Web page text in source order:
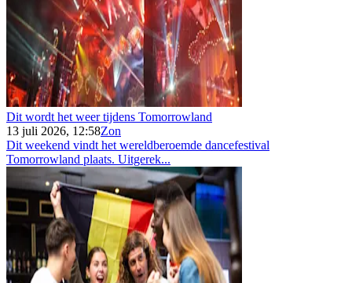
Dit wordt het weer tijdens Tomorrowland
13 juli 2026, 12:58Zon
Dit weekend vindt het wereldberoemde dancefestival
Tomorrowland plaats. Uitgerek...